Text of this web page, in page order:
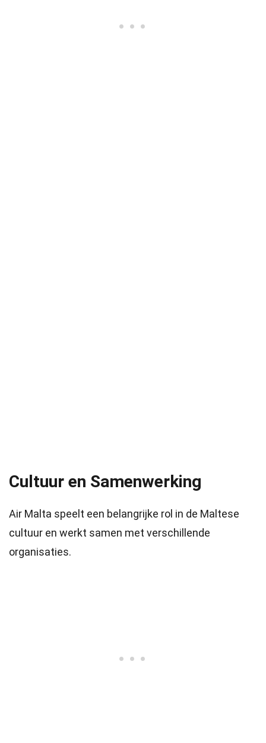
Cultuur en Samenwerking
Air Malta speelt een belangrijke rol in de Maltese
cultuur en werkt samen met verschillende
organisaties.